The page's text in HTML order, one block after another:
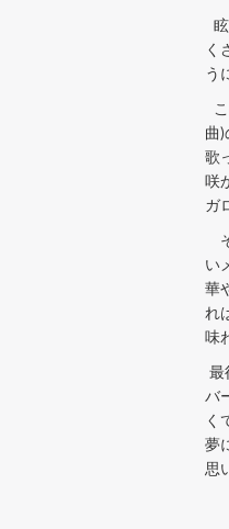
く
う
曲)
歌
咲
ガ
い
華
れ
味
最
バ
く
夢
思